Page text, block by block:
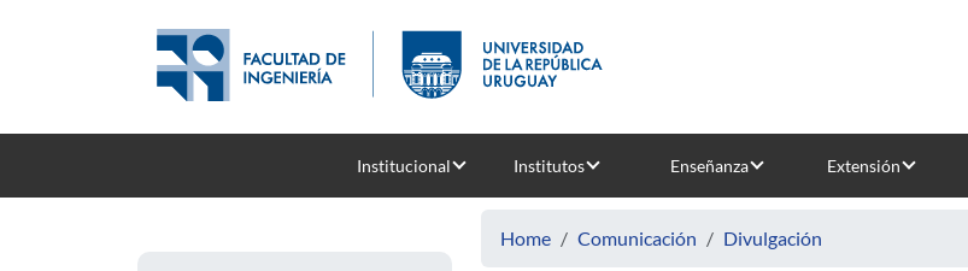
Institucional Institutos Enseñanza Extensión
Home Comunicación Divulgación